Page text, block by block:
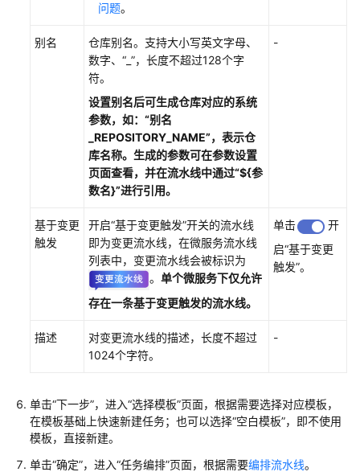
载
术
语
务
等
级
议
问题。
别名
仓库别名。支持大小写英文字母、
数字、“_”，长度不超过128个字
符。
设置别名后可生成仓库对应的系统
参数，如：“别名
_REPOSITORY_NAME”，表示仓
库名称。生成的参数可在参数设置
页面查看，并在流水线中通过“${参
数名}”进行引用。
-
基于变更
触发
开启“基于变更触发”开关的流水线
即为变更流水线，在微服务流水线
列表中，变更流水线会被标识为
。 单个微服务下仅允许
存在一条基于变更触发的流水线。
单击
开
启“基于变更
触发”。
描述
对变更流水线的描述，长度不超过
1024个字符。
-
单击“下一步”，进入“选择模板”页面，根据需要选择对应模板，
在模板基础上快速新建任务；也可以选择“空白模板”，即不使用
模板，直接新建。
单击“确定”，进入“任务编排”页面，根据需要编排流水线。